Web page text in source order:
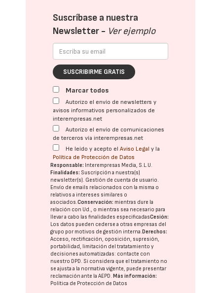
Suscríbase a nuestra
Newsletter - Ver ejemplo
SUSCRIBIRME GRATIS
Marcar todos
Autorizo el envío de newsletters y
avisos informativos personalizados de
interempresas.net
Autorizo el envío de comunicaciones
de terceros vía interempresas.net
He leído y acepto elAviso Legal y la
Política de Protección de Datos
Responsable: Interempresas Media, S.L.U.
Finalidades: Suscripción a nuestra(s)
newsletter(s). Gestión de cuenta de usuario.
Envío de emails relacionados con la misma o
relativos a intereses similares o
asociados.Conservación: mientras dure la
relación con Ud., o mientras sea necesario para
llevar a cabo las finalidades especificadasCesión:
Los datos pueden cederse a otras empresas del
grupo por motivos de gestión interna. Derechos:
Acceso, rectificación, oposición, supresión,
portabilidad, limitación del tratatamiento y
decisiones automatizadas: contacte con
nuestro DPD. Si considera que el tratamiento no
se ajusta a la normativa vigente, puede presentar
reclamación ante laAEPD. Más información:
Política de Protección de Datos